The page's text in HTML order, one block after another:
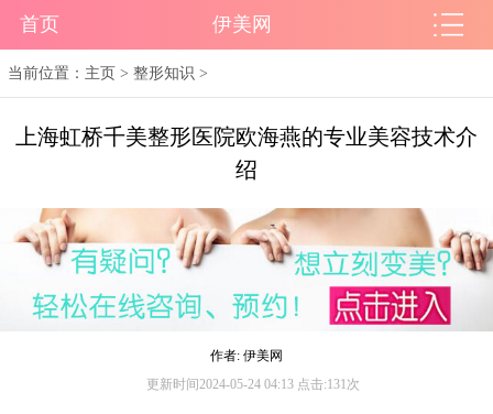
首页 伊美网
当前位置： 主页 >整形知识 >
上海虹桥千美整形医院欧海燕的专业美容技术介
绍
作者: 伊美网
更新时间2024-05-24 04:13 点击:131次